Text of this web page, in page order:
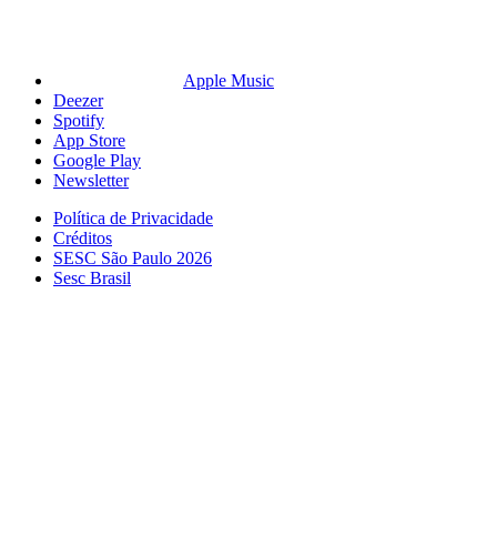
Apple Music
Deezer
Spotify
App Store
Google Play
Newsletter
Política de Privacidade
Créditos
SESC São Paulo 2026
Sesc Brasil